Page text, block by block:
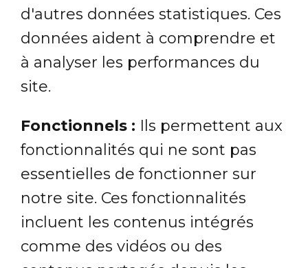
d'autres données statistiques. Ces
données aident à comprendre et
à analyser les performances du
site.
Fonctionnels : Ils permettent aux
fonctionnalités qui ne sont pas
essentielles de fonctionner sur
notre site. Ces fonctionnalités
incluent les contenus intégrés
comme des vidéos ou des